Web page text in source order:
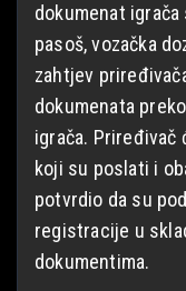
dokumenat
pasoš, vozačka
zahtjev
dokumenata
igrača. Priređivač
koji su poslati i
potvrdio da su
registracije u
dokumentima.